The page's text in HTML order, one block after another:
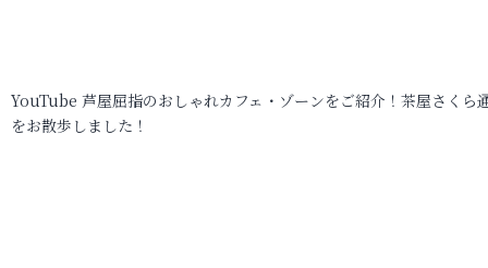
YouTube 芦屋屈指のおしゃれカフェ・ゾーンをご紹介！茶屋さくら
をお散歩しました！